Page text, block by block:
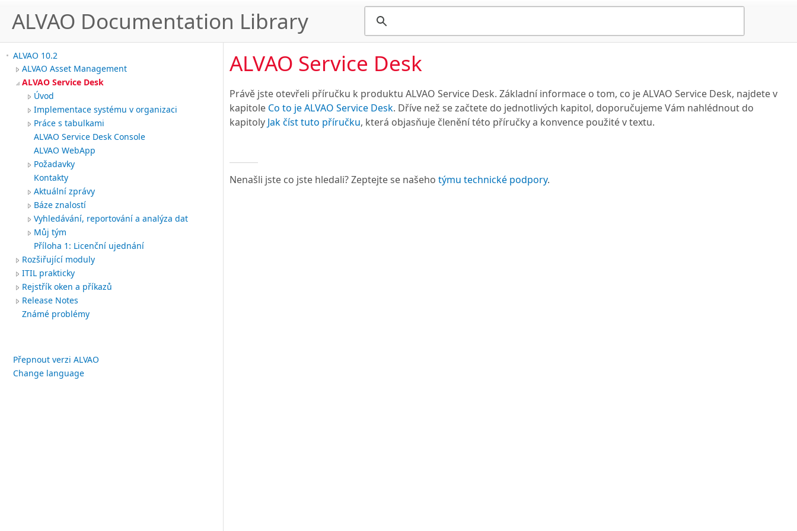
ALVAO Documentation Library
ALVAO 10.2
ALVAO Asset Management
ALVAO Service Desk
Úvod
Implementace systému v organizaci
Práce s tabulkami
ALVAO Service Desk Console
ALVAO WebApp
Požadavky
Kontakty
Aktuální zprávy
Báze znalostí
Vyhledávání, reportování a analýza dat
Můj tým
Příloha 1: Licenční ujednání
Rozšiřující moduly
ITIL prakticky
Rejstřík oken a příkazů
Release Notes
Známé problémy
Přepnout verzi ALVAO
Change language
ALVAO Service Desk
Právě jste otevřeli příručku k produktu ALVAO Service Desk. Základní informace o tom, co je ALVAO Service Desk, najdete v
kapitole Co to je ALVAO Service Desk. Dříve než se začtete do jednotlivých kapitol, doporučujeme Vám nahlédnout do
kapitoly Jak číst tuto příručku, která objasňuje členění této příručky a konvence použité v textu.
Nenašli jste co jste hledali? Zeptejte se našeho týmu technické podpory.